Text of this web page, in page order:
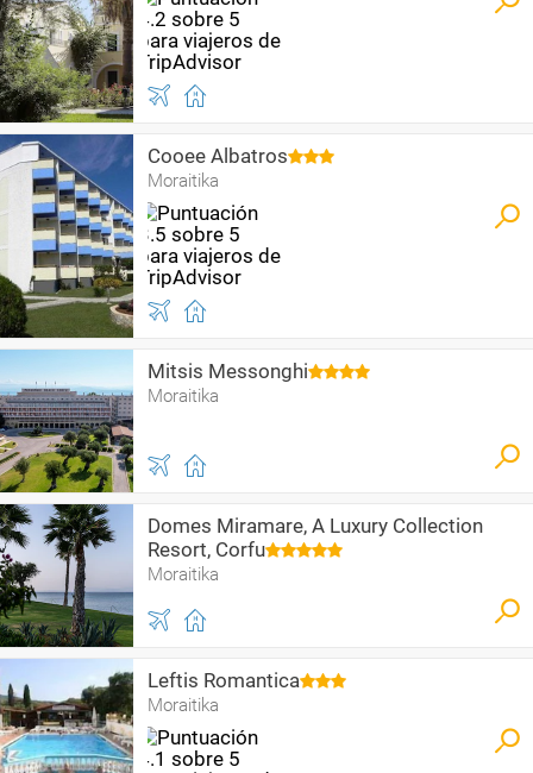
Cooee Albatros
Moraitika
Mitsis Messonghi
Moraitika
Domes Miramare, A Luxury Collection
Resort, Corfu
Moraitika
Leftis Romantica
Moraitika